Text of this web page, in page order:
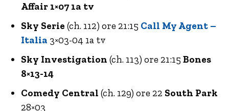
Affair 1×07 1a tv
Sky Serie (ch. 112) ore 21:15 Call My Agent –
Italia 3×03-04 1a tv
Sky Investigation (ch. 113) ore 21:15 Bones
8×13-14
Comedy Central (ch. 129) ore 22 South Park
28×03